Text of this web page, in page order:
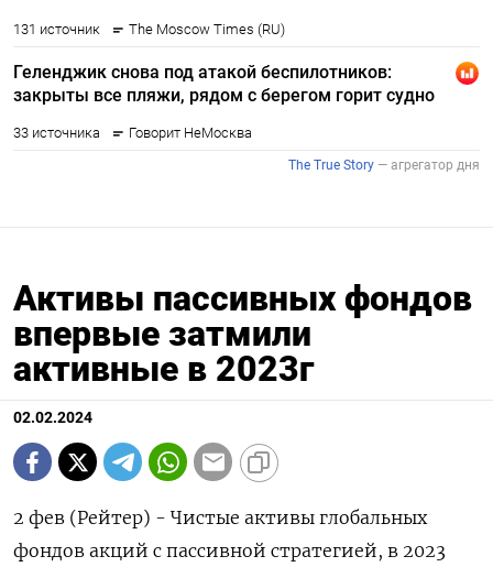
Активы пассивных фондов
впервые затмили
активные в 2023г
02.02.2024
2 фев (Рейтер) - Чистые активы глобальных
фондов акций с пассивной стратегией, в 2023